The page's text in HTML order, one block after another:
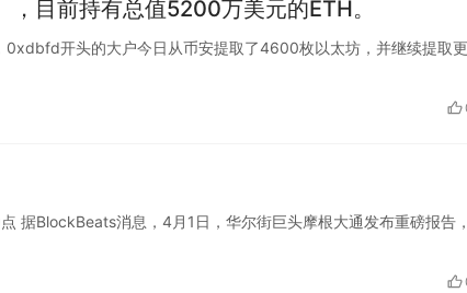
目前持有总值5200万美元的ETH。
开头的大户今日从币安提取了4600枚以太坊，并继续提取更
据BlockBeats消息，4月1日，华尔街巨头摩根大通发布重磅报告